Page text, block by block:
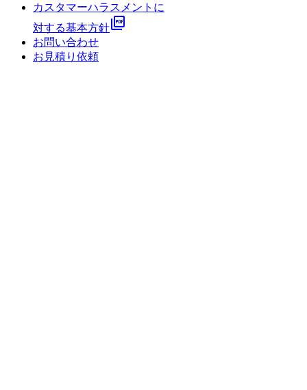
カスタマーハラスメントに
対する基本方針picture_as_pdf
お問い合わせ
お見積り依頼